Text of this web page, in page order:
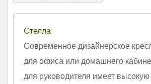
Стелла
Современное дизайнерское
для офиса или домашнего
для руководителя имеет высокую